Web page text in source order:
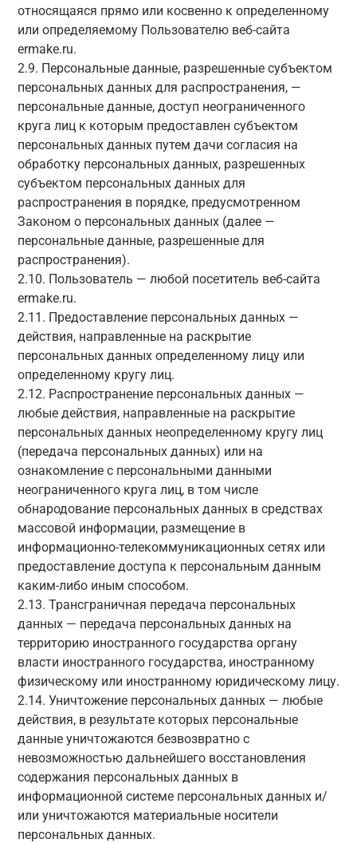
относящаяся прямо или косвенно к определенному
или определяемому Пользователю веб-сайта
ermake.ru.
2.9. Персональные данные, разрешенные субъектом
персональных данных для распространения, —
персональные данные, доступ неограниченного
круга лиц к которым предоставлен субъектом
персональных данных путем дачи согласия на
обработку персональных данных, разрешенных
субъектом персональных данных для
распространения в порядке, предусмотренном
Законом о персональных данных (далее —
персональные данные, разрешенные для
распространения).
2.10. Пользователь — любой посетитель веб-сайта
ermake.ru.
2.11. Предоставление персональных данных —
действия, направленные на раскрытие
персональных данных определенному лицу или
определенному кругу лиц.
2.12. Распространение персональных данных —
любые действия, направленные на раскрытие
персональных данных неопределенному кругу лиц
(передача персональных данных) или на
ознакомление с персональными данными
неограниченного круга лиц, в том числе
обнародование персональных данных в средствах
массовой информации, размещение в
информационно-телекоммуникационных сетях или
предоставление доступа к персональным данным
каким-либо иным способом.
2.13. Трансграничная передача персональных
данных — передача персональных данных на
территорию иностранного государства органу
власти иностранного государства, иностранному
физическому или иностранному юридическому лицу.
2.14. Уничтожение персональных данных — любые
действия, в результате которых персональные
данные уничтожаются безвозвратно с
невозможностью дальнейшего восстановления
содержания персональных данных в
информационной системе персональных данных и/
или уничтожаются материальные носители
персональных данных.